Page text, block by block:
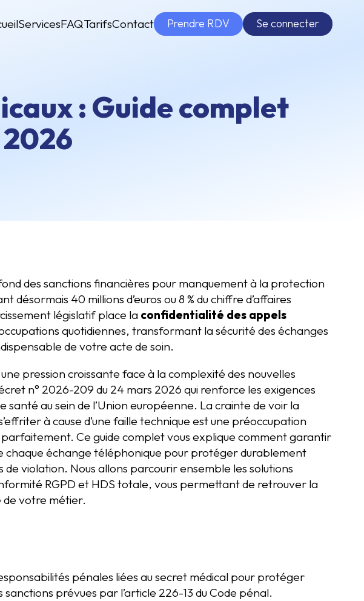
ServicesFAQTarifsContact Prendre RDV Se connecter
: Guide complet
des sanctions financières pour manquement à la protection
désormais 40 millions d’euros ou 8 % du chiffre d’affaires
législatif place la confidentialité des appels
quotidiennes, transformant la sécurité des échanges
de votre acte de soin.
pression croissante face à la complexité des nouvelles
n° 2026-209 du 24 mars 2026 qui renforce les exigences
santé au sein de l’Union européenne. La crainte de voir la
à cause d’une faille technique est une préoccupation
Ce guide complet vous explique comment garantir
chaque échange téléphonique pour protéger durablement
violation. Nous allons parcourir ensemble les solutions
RGPD et HDS totale, vous permettant de retrouver la
de votre métier.
pénales liées au secret médical pour protéger
prévues par l’article 226-13 du Code pénal.